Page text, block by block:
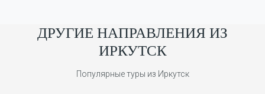
ДРУГИЕ НАПРАВЛЕНИЯ ИЗ
ИРКУТСК
Популярные туры из Иркутск